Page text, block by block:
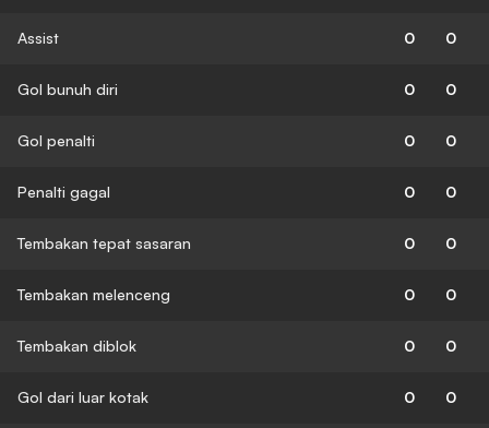
Assist 0 0
Gol bunuh diri 0 0
Gol penalti 0 0
Penalti gagal 0 0
Tembakan tepat sasaran 0 0
Tembakan melenceng 0 0
Tembakan diblok 0 0
Gol dari luar kotak 0 0